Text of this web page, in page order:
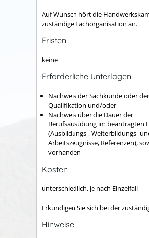
Auf Wunsch hört die
zuständige Fachorganisation an.
Fristen
keine
Erforderliche Unterlagen
Nachweis der Sachkunde oder der
Qualifikation und/oder
Nachweis über die Dauer der
Berufsausübung im beantragten
(Ausbildungs-, Weiterbildungs-
Arbeitszeugnisse, Referenzen),
vorhanden
Kosten
unterschiedlich, je nach Einzelfall
Erkundigen Sie sich bei der
Hinweise